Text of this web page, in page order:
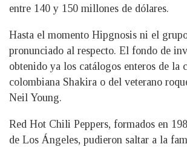
entre 140 y 150 millones de dólares.
Hasta el momento Hipgnosis ni el
pronunciado al respecto. El fondo de
obtenido ya los catálogos enteros de la
colombiana Shakira o del veterano
Neil Young.
Red Hot Chili Peppers, formados en
de Los Ángeles, pudieron saltar a la